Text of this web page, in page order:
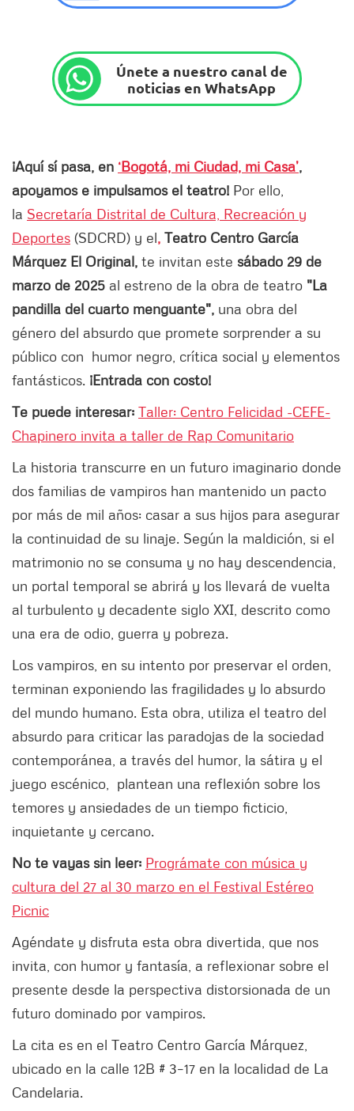
Únete a nuestro canal de
noticias en WhatsApp
¡Aquí sí pasa, en ‘Bogotá, mi Ciudad, mi Casa’,
apoyamos e impulsamos el teatro! Por ello,
la Secretaría Distrital de Cultura, Recreación y
Deportes (SDCRD) y el, Teatro Centro García
Márquez El Original, te invitan este sábado 29 de
marzo de 2025 al estreno de la obra de teatro "La
pandilla del cuarto menguante", una obra del
género del absurdo que promete sorprender a su
público con humor negro, crítica social y elementos
fantásticos. ¡Entrada con costo!
Te puede interesar: Taller: Centro Felicidad -CEFE-
Chapinero invita a taller de Rap Comunitario
La historia transcurre en un futuro imaginario donde
dos familias de vampiros han mantenido un pacto
por más de mil años: casar a sus hijos para asegurar
la continuidad de su linaje. Según la maldición, si el
matrimonio no se consuma y no hay descendencia,
un portal temporal se abrirá y los llevará de vuelta
al turbulento y decadente siglo XXI, descrito como
una era de odio, guerra y pobreza.
Los vampiros, en su intento por preservar el orden,
terminan exponiendo las fragilidades y lo absurdo
del mundo humano. Esta obra, utiliza el teatro del
absurdo para criticar las paradojas de la sociedad
contemporánea, a través del humor, la sátira y el
juego escénico, plantean una reflexión sobre los
temores y ansiedades de un tiempo ficticio,
inquietante y cercano.
No te vayas sin leer: Prográmate con música y
cultura del 27 al 30 marzo en el Festival Estéreo
Picnic
Agéndate y disfruta esta obra divertida, que nos
invita, con humor y fantasía, a reflexionar sobre el
presente desde la perspectiva distorsionada de un
futuro dominado por vampiros.
La cita es en el Teatro Centro García Márquez,
ubicado en la calle 12B # 3–17 en la localidad de La
Candelaria.